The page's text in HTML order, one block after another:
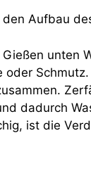
Aufbau
unten
oder Schmutz.
dadurch
ist die